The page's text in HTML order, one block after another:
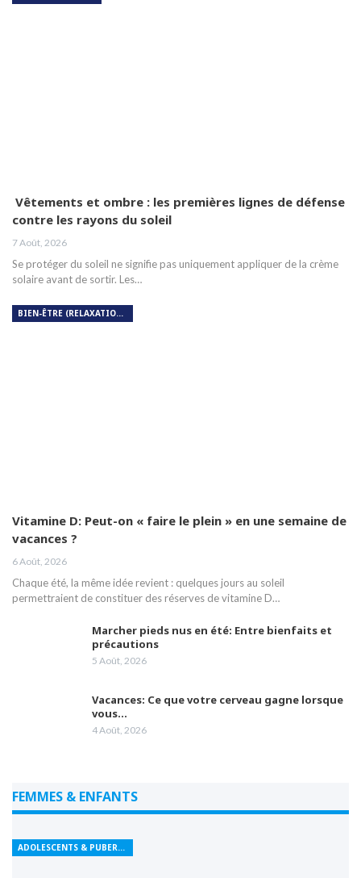
Vêtements et ombre : les premières lignes de défense
contre les rayons du soleil
7 Août, 2026
Se protéger du soleil ne signifie pas uniquement appliquer de la crème
solaire avant de sortir. Les…
BIEN-ÊTRE (RELAXATION, MÉDITATION, SOIN DU CORPS)
Vitamine D: Peut-on « faire le plein » en une semaine de
vacances ?
6 Août, 2026
Chaque été, la même idée revient : quelques jours au soleil
permettraient de constituer des réserves de vitamine D…
Marcher pieds nus en été: Entre bienfaits et
précautions
5 Août, 2026
Vacances: Ce que votre cerveau gagne lorsque
vous…
4 Août, 2026
FEMMES & ENFANTS
ADOLESCENTS & PUBERTÉ